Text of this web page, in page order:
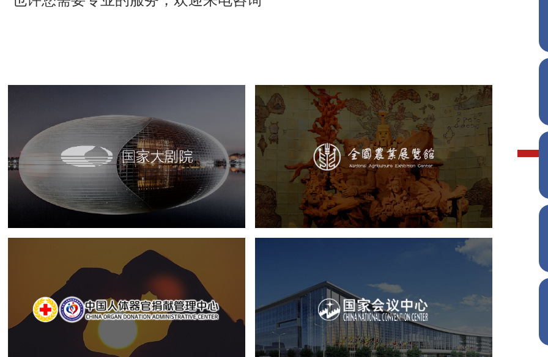
国家大剧院
文化艺术 剧院 智慧展馆 展馆网站建设
农业展览馆
文化艺术 展馆网站建设
博物馆展厅设计
数字博物馆建设
展厅空间设计
企业展厅设计
公司展厅设计
北京展厅设计 产品展厅设计
中国人体器官捐献管理中心
国企 品牌官网
网站设计
国家会议中心
服务行业 专业服务 网站建设 网站设计